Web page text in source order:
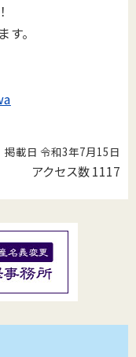
。
掲載日 令和3年7月15日
アクセス数1117